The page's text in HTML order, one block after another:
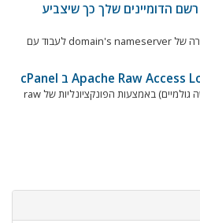
הדומיינים שלך כך שיצביע
מאמר זה מספק מידע על אופן ההגדרה של domain's nameserver לעבוד עם
אודות raw access logs (נתוני גישה גולמיים) באמצעות הפונקציונליות של raw